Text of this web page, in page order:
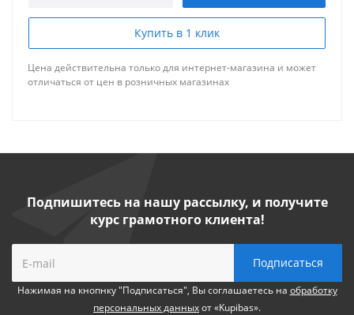
Купить в 1 клик
Цена действительна только для интернет-магазина и может
отличаться от цен в розничных магазинах
Подпишитесь на нашу рассылку, и получите
курс грамотного клиента!
Нажимая на кнопнку "Подписаться", Вы соглашаетесь на обработку
персональных данныхот «Kupibas».